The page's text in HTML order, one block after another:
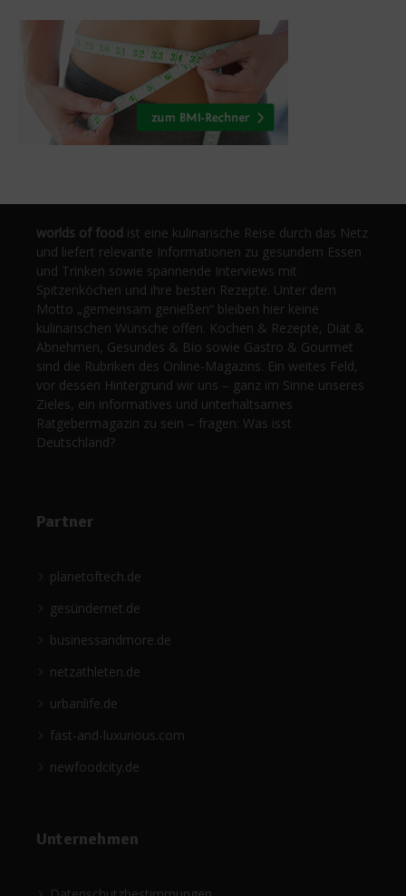
worlds of food ist eine kulinarische Reise durch das Netz
und liefert relevante Informationen zu gesundem Essen
und Trinken sowie spannende Interviews mit
Spitzenköchen und ihre besten Rezepte. Unter dem
Motto „gemeinsam genießen“ bleiben hier keine
kulinarischen Wünsche offen. Kochen & Rezepte, Diät &
Abnehmen, Gesundes & Bio sowie Gastro & Gourmet
sind die Rubriken des Online-Magazins. Ein weites Feld,
vor dessen Hintergrund wir uns – ganz im Sinne unseres
Zieles, ein informatives und unterhaltsames
Ratgebermagazin zu sein – fragen: Was isst
Deutschland?
Partner
planetoftech.de
gesündernet.de
businessandmore.de
netzathleten.de
urbanlife.de
fast-and-luxurious.com
newfoodcity.de
Unternehmen